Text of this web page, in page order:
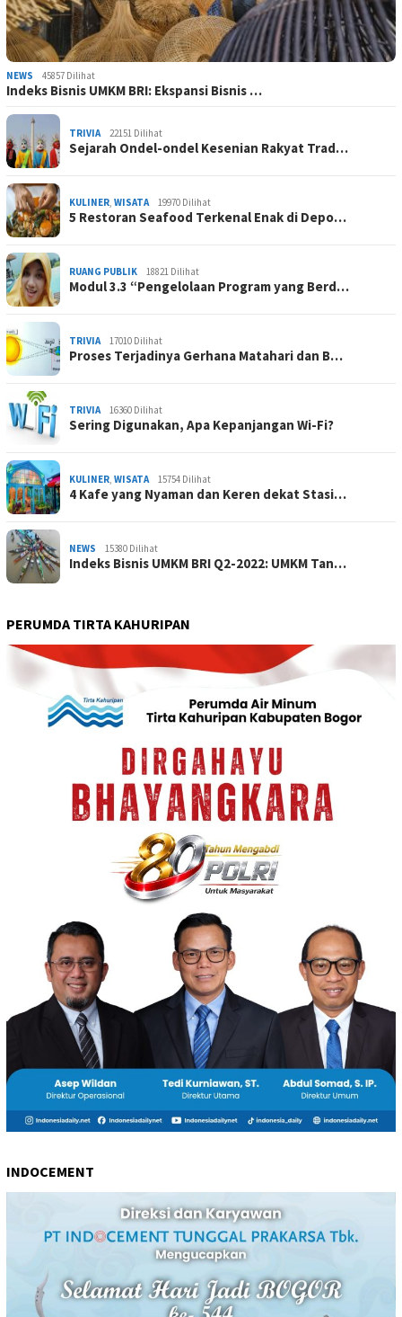
NEWS 45857 Dilihat
Indeks Bisnis UMKM BRI: Ekspansi Bisnis …
TRIVIA 22151 Dilihat
Sejarah Ondel-ondel Kesenian Rakyat Trad…
KULINER WISATA 19970 Dilihat
5 Restoran Seafood Terkenal Enak di Depo…
RUANG PUBLIK 18821 Dilihat
Modul 3.3 “Pengelolaan Program yang Berd…
TRIVIA 17010 Dilihat
Proses Terjadinya Gerhana Matahari dan B…
TRIVIA 16360 Dilihat
Sering Digunakan, Apa Kepanjangan Wi-Fi?
KULINER WISATA 15754 Dilihat
4 Kafe yang Nyaman dan Keren dekat Stasi…
NEWS 15380 Dilihat
Indeks Bisnis UMKM BRI Q2-2022: UMKM Tan…
PERUMDA TIRTA KAHURIPAN
INDOCEMENT